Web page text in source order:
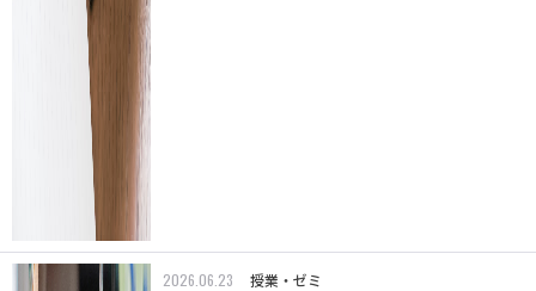
2026.06.23
授業・ゼミ